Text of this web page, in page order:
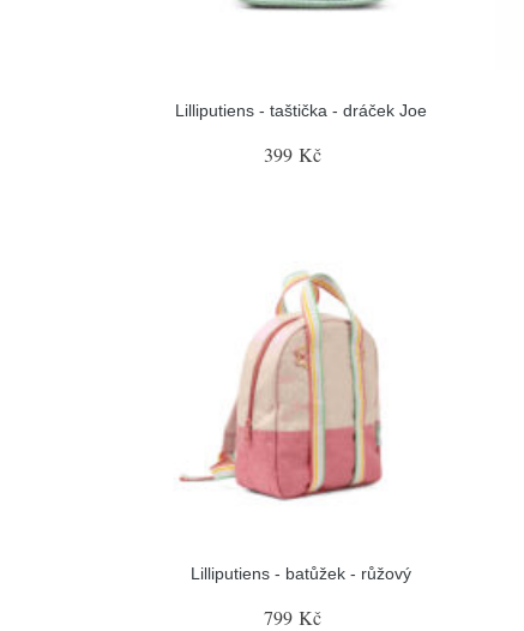
Lilliputiens - taštička - dráček Joe
399 Kč
Lilliputiens - batůžek - růžový
799 Kč